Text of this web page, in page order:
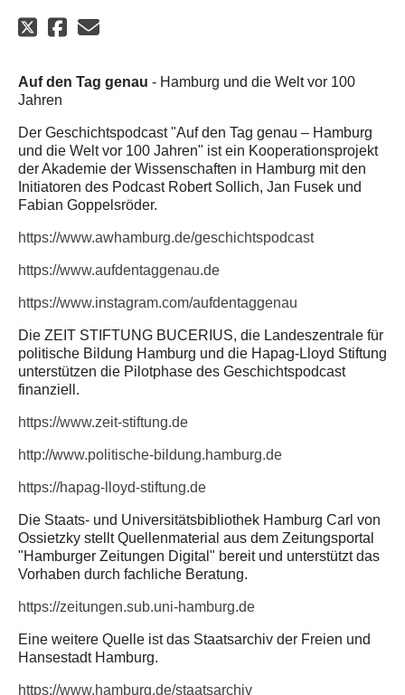
Auf den Tag genau - Hamburg und die Welt vor 100
Jahren
Der Geschichtspodcast "Auf den Tag genau – Hamburg
und die Welt vor 100 Jahren" ist ein Kooperationsprojekt
der Akademie der Wissenschaften in Hamburg mit den
Initiatoren des Podcast Robert Sollich, Jan Fusek und
Fabian Goppelsröder.
https://www.awhamburg.de/geschichtspodcast
https://www.aufdentaggenau.de
https://www.instagram.com/aufdentaggenau
Die ZEIT STIFTUNG BUCERIUS, die Landeszentrale für
politische Bildung Hamburg und die Hapag-Lloyd Stiftung
unterstützen die Pilotphase des Geschichtspodcast
finanziell.
https://www.zeit-stiftung.de
http://www.politische-bildung.hamburg.de
https://hapag-lloyd-stiftung.de
Die Staats- und Universitätsbibliothek Hamburg Carl von
Ossietzky stellt Quellenmaterial aus dem Zeitungsportal
"Hamburger Zeitungen Digital" bereit und unterstützt das
Vorhaben durch fachliche Beratung.
https://zeitungen.sub.uni-hamburg.de
Eine weitere Quelle ist das Staatsarchiv der Freien und
Hansestadt Hamburg.
https://www.hamburg.de/staatsarchiv